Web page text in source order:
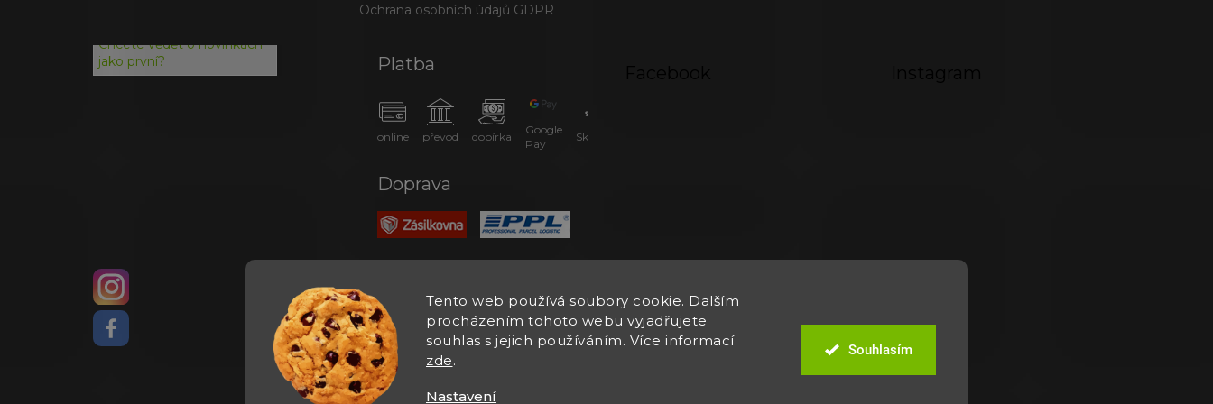
Tento web používá soubory cookie. Dalším
procházením tohoto webu vyjadřujete
souhlas s jejich používáním. Více informací
zde.
Nastavení
Souhlasím
Ochrana osobních údajů GDPR
Chcete vědět o novinkách
jako první?
Platba
online převod dobírka
Google
Pay
SkipPay
Doprava